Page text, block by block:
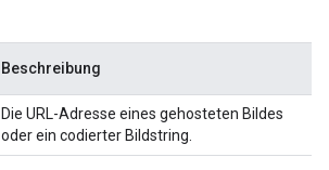
Beschreibung
Die URL-Adresse eines gehosteten Bildes
oder ein codierter Bildstring.